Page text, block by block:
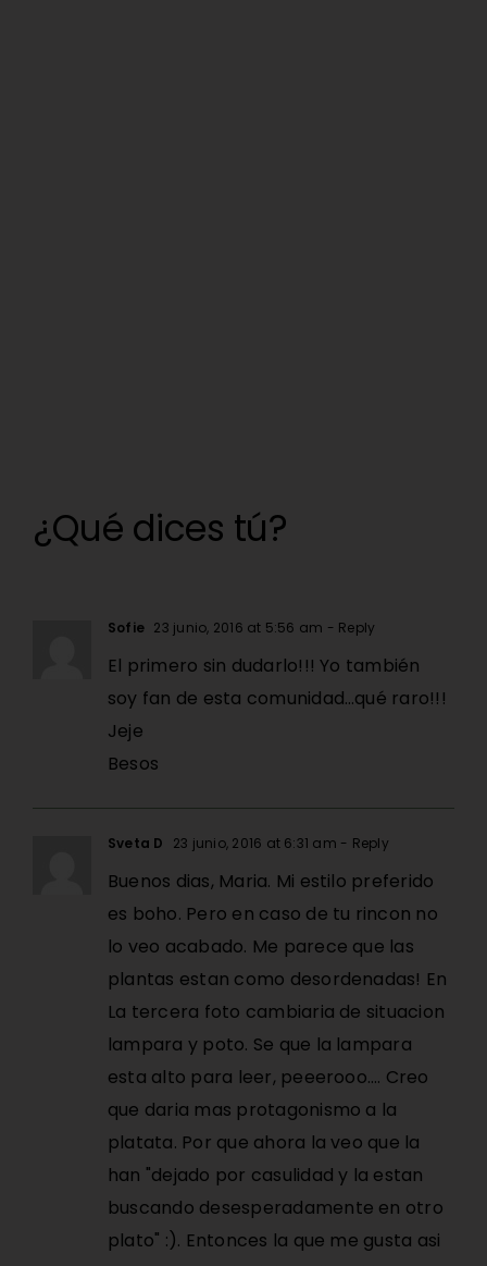
¿Qué dices tú?
Sofie 23 junio, 2016 at 5:56 am - Reply
El primero sin dudarlo!!! Yo también
soy fan de esta comunidad…qué raro!!!
Jeje
Besos
Sveta D 23 junio, 2016 at 6:31 am - Reply
Buenos dias, Maria. Mi estilo preferido
es boho. Pero en caso de tu rincon no
lo veo acabado. Me parece que las
plantas estan como desordenadas! En
La tercera foto cambiaria de situacion
lampara y poto. Se que la lampara
esta alto para leer, peeerooo…. Creo
que daria mas protagonismo a la
platata. Por que ahora la veo que la
han "dejado por casulidad y la estan
buscando desesperadamente en otro
plato" :). Entonces la que me gusta asi